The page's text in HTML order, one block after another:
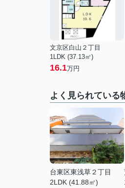
文京区白山２丁目
1LDK (37.13㎡)
16.1万円
よく見られている
台東区東浅草２丁目
2LDK (41.88㎡)